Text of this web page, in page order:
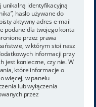
identyfikacyjną
hasło używane do
aktywny adres e-mail
podane dla twojego konta
przez prawa
w którym stoi nasz
informacji przy
jest konieczne, czy nie. W
które informacje o
więcej, w panelu
lub wyłączenia
przez